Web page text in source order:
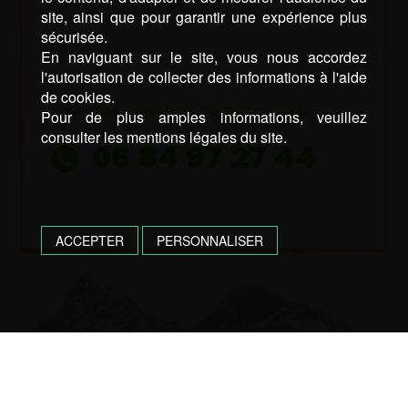
Pour toute question, contactez-nous !
06 84 97 27 44
site, ainsi que pour garantir une expérience plus
sécurisée.
En naviguant sur le site, vous nous accordez
l'autorisation de collecter des informations à l'aide
de cookies.
Pour de plus amples informations, veuillez
consulter les mentions légales du site.
ACCEPTER PERSONNALISER